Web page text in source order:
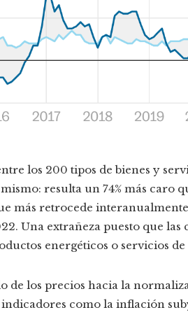
los 200 tipos de bienes y
resulta un 74% más caro
más retrocede
Una extrañeza puesto que
energéticos o servicios
de los precios hacia la
como la inflación